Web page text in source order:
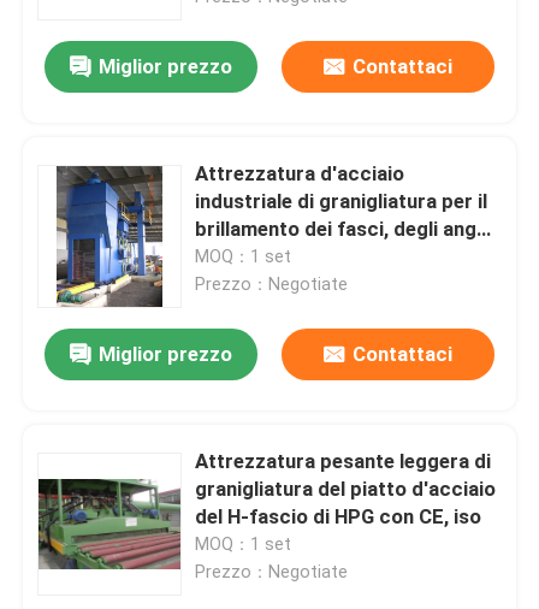
Chi Siamo
Miglior prezzo Contattaci
Attrezzatura d'acciaio
industriale di granigliatura per il
brillamento dei fasci, degli angoli
e del piano di H
MOQ：1 set
Prezzo：Negotiate
Miglior prezzo Contattaci
Attrezzatura pesante leggera di
granigliatura del piatto d'acciaio
del H-fascio di HPG con CE, iso
MOQ：1 set
Prezzo：Negotiate